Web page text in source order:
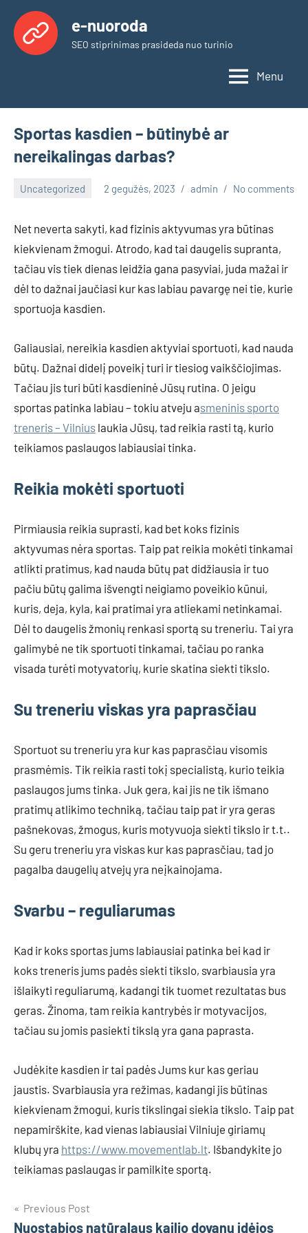
content
e-nuoroda
SEO stiprinimas prasideda nuo turinio
Menu
Sportas kasdien – būtinybė ar
nereikalingas darbas?
Uncategorized 2 gegužės, 2023 admin No comments
Net neverta sakyti, kad fizinis aktyvumas yra būtinas
kiekvienam žmogui. Atrodo, kad tai daugelis supranta,
tačiau vis tiek dienas leidžia gana pasyviai, juda mažai ir
dėl to dažnai jaučiasi kur kas labiau pavargę nei tie, kurie
sportuoja kasdien.
Galiausiai, nereikia kasdien aktyviai sportuoti, kad nauda
būtų. Dažnai didelį poveikį turi ir tiesiog vaikščiojimas.
Tačiau jis turi būti kasdieninė Jūsų rutina. O jeigu
sportas patinka labiau – tokiu atveju asmeninis sporto
treneris – Vilnius laukia Jūsų, tad reikia rasti tą, kurio
teikiamos paslaugos labiausiai tinka.
Reikia mokėti sportuoti
Pirmiausia reikia suprasti, kad bet koks fizinis
aktyvumas nėra sportas. Taip pat reikia mokėti tinkamai
atlikti pratimus, kad nauda būtų pat didžiausia ir tuo
pačiu būtų galima išvengti neigiamo poveikio kūnui,
kuris, deja, kyla, kai pratimai yra atliekami netinkamai.
Dėl to daugelis žmonių renkasi sportą su treneriu. Tai yra
galimybė ne tik sportuoti tinkamai, tačiau po ranka
visada turėti motyvatorių, kurie skatina siekti tikslo.
Su treneriu viskas yra paprasčiau
Sportuot su treneriu yra kur kas paprasčiau visomis
prasmėmis. Tik reikia rasti tokį specialistą, kurio teikia
paslaugos jums tinka. Juk gera, kai jis ne tik išmano
pratimų atlikimo techniką, tačiau taip pat ir yra geras
pašnekovas, žmogus, kuris motyvuoja siekti tikslo ir t.t..
Su geru treneriu yra viskas kur kas paprasčiau, tad jo
pagalba daugelių atvejų yra neįkainojama.
Svarbu – reguliarumas
Kad ir koks sportas jums labiausiai patinka bei kad ir
koks treneris jums padės siekti tikslo, svarbiausia yra
išlaikyti reguliarumą, kadangi tik tuomet rezultatas bus
geras. Žinoma, tam reikia kantrybės ir motyvacijos,
tačiau su jomis pasiekti tikslą yra gana paprasta.
Judėkite kasdien ir tai padės Jums kur kas geriau
jaustis. Svarbiausia yra režimas, kadangi jis būtinas
kiekvienam žmogui, kuris tikslingai siekia tikslo. Taip pat
nepamirškite, kad vienas labiausiai Vilniuje giriamų
klubų yra https://www.movementlab.lt. Išbandykite jo
teikiamas paslaugas ir pamilkite sportą.
Navigacija
Previous Post
Nuostabios natūralaus kailio dovanų idėjos